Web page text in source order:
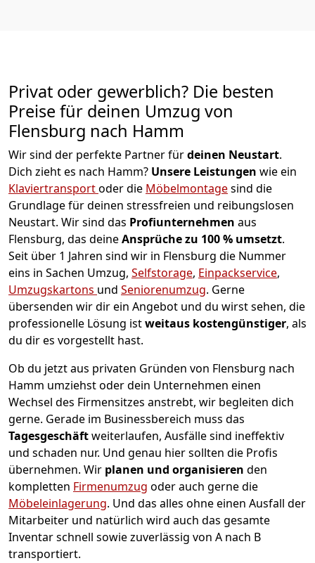
Privat oder gewerblich? Die besten
Preise für deinen Umzug von
Flensburg nach Hamm
Wir sind der perfekte Partner fürdeinen Neustart.
Dich zieht es nach Hamm? Unsere Leistungen wie ein
Klaviertransportoder die Möbelmontagesind die
Grundlage für deinen stressfreien und reibungslosen
Neustart. Wir sind das Profiunternehmen aus
Flensburg, das deineAnsprüche zu 100 % umsetzt.
Seit über 1 Jahren sind wir in Flensburg die Nummer
eins in Sachen Umzug, Selfstorage, Einpackservice,
Umzugskartons und Seniorenumzug. Gerne
übersenden wir dir ein Angebot und du wirst sehen, die
professionelle Lösung istweitaus kostengünstiger, als
du dir es vorgestellt hast.
Ob du jetzt aus privaten Gründen von Flensburg nach
Hamm umziehst oder dein Unternehmen einen
Wechsel des Firmensitzes anstrebt, wir begleiten dich
gerne. Gerade im Businessbereich muss das
Tagesgeschäftweiterlaufen, Ausfälle sind ineffektiv
und schaden nur. Und genau hier sollten die Profis
übernehmen. Wir planen und organisieren den
kompletten Firmenumzug oder auch gerne die
Möbeleinlagerung. Und das alles ohne einen Ausfall der
Mitarbeiter und natürlich wird auch das gesamte
Inventar schnell sowie zuverlässig von A nach B
transportiert.